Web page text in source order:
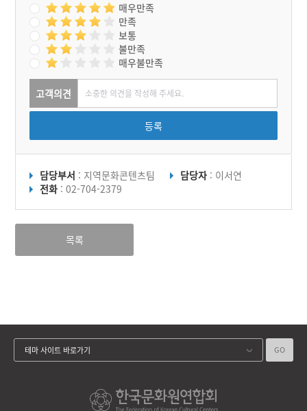
매우만족
만족
보통
불만족
매우불만족
고객의견
등록
담당부서 : 지역문화콘텐츠팀 담당자 : 이서연
전화 : 02-704-2379
목록
테마 사이트 바로가기 GO